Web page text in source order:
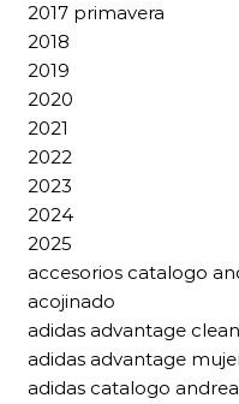
2017 primavera
2018
2019
2020
2021
2022
2023
2024
2025
accesorios catalogo
acojinado
adidas advantage clean
adidas advantage
adidas catalogo andrea